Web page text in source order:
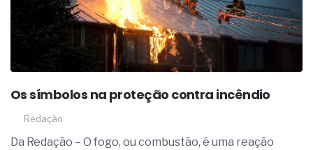
Os símbolos na proteção contra incêndio
Redação
Da Redação – O fogo, ou combustão, é uma reação